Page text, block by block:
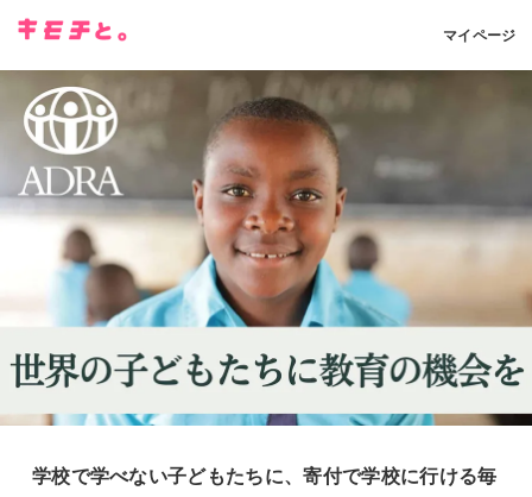
マイページ
学校で学べない子どもたちに、寄付で学校に行ける毎